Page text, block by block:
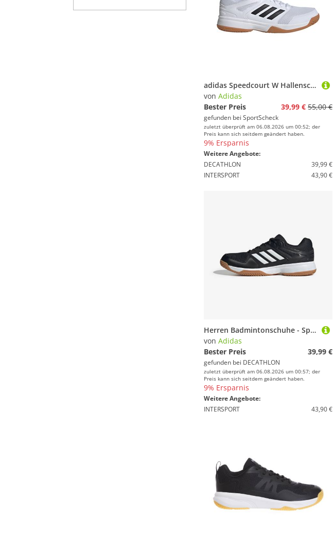
adidas Speedcourt W Hallenschuhe Damen
von Adidas
Bester Preis
39,99 € 55,00 €
gefunden bei SportScheck
zuletzt überprüft am 06.08.2026 um 00:52; der
Preis kann sich seitdem geändert haben.
9% Ersparnis
Weitere Angebote:
DECATHLON
39,99 €
INTERSPORT
43,90 €
Herren Badmintonschuhe - Speedcourt schwarz
von Adidas
Bester Preis
39,99 €
gefunden bei DECATHLON
zuletzt überprüft am 06.08.2026 um 00:57; der
Preis kann sich seitdem geändert haben.
9% Ersparnis
Weitere Angebote:
INTERSPORT
43,90 €